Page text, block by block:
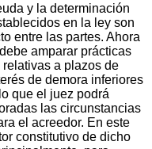
y la determinación
en la ley son
entre las partes. Ahora
amparar prácticas
a plazos de
de demora inferiores
que el juez podrá
las circunstancias
el acreedor. En este
constitutivo de dicho